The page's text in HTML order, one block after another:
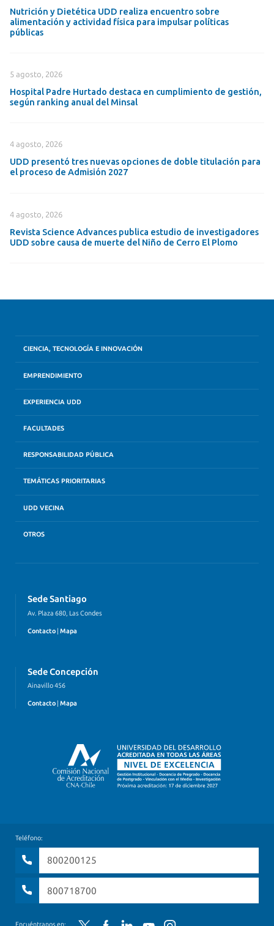
Nutrición y Dietética UDD realiza encuentro sobre
alimentación y actividad física para impulsar políticas
públicas
5 agosto, 2026
Hospital Padre Hurtado destaca en cumplimiento de gestión,
según ranking anual del Minsal
4 agosto, 2026
UDD presentó tres nuevas opciones de doble titulación para
el proceso de Admisión 2027
4 agosto, 2026
Revista Science Advances publica estudio de investigadores
UDD sobre causa de muerte del Niño de Cerro El Plomo
CIENCIA, TECNOLOGÍA E INNOVACIÓN
EMPRENDIMIENTO
EXPERIENCIA UDD
FACULTADES
RESPONSABILIDAD PÚBLICA
TEMÁTICAS PRIORITARIAS
UDD VECINA
OTROS
Sede Santiago
Av. Plaza 680, Las Condes
Contacto | Mapa
Sede Concepción
Ainavillo 456
Contacto Mapa
Teléfono:
800200125
800718700
Encuéntranos en: Twitter FacebookLinkedInYouTubeInstagram